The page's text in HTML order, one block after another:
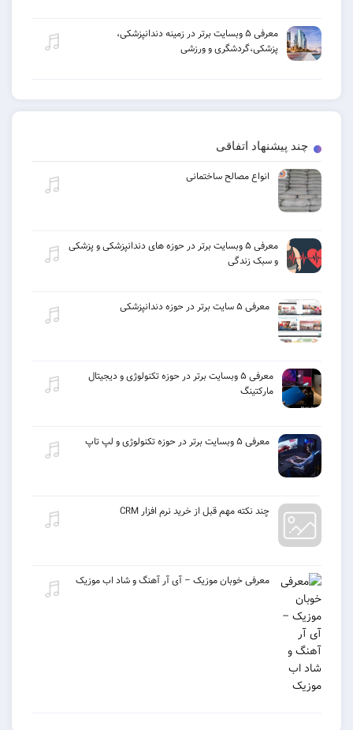
معرفی ۵ وبسایت برتر در زمینه دندانپزشکی،
پزشکی،گردشگری و ورزشی
چند پیشنهاد اتفاقی
انواع مصالح ساختمانی
معرفی ۵ وبسایت برتر در حوزه های دندانپزشکی و پزشکی
و سبک زندگی
معرفی ۵ سایت برتر در حوزه دندانپزشکی
معرفی ۵ وبسایت برتر در حوزه تکنولوژی و دیجیتال
مارکتینگ
معرفی ۵ وبسایت برتر در حوزه تکنولوژی و لپ تاپ
چند نکته مهم قبل از خرید نرم افزار CRM
معرفی خوبان موزیک – آی آر آهنگ و شاد اب موزیک